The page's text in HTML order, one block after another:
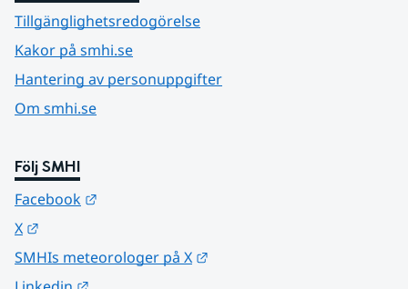
Tillgänglighetsredogörelse
Kakor på smhi.se
Hantering av personuppgifter
Om smhi.se
Följ SMHI
Facebook
X
SMHIs meteorologer på X